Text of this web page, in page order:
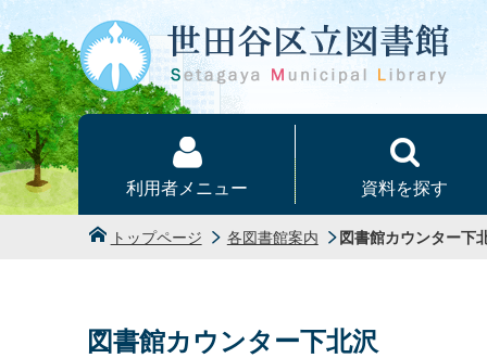
本文へ
利用者メニュー 資料を探す
トップページ 各図書館案内 図書館カウンター下
図書館カウンター下北沢